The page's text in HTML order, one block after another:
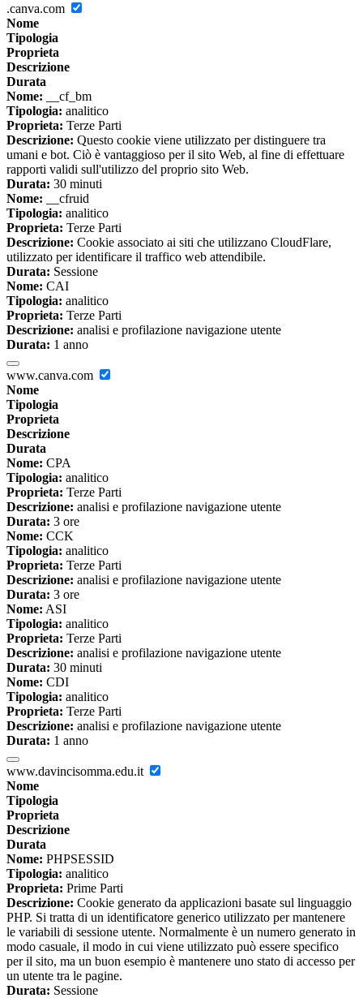
.canva.com
Nome
Tipologia
Proprieta
Descrizione
Durata
Nome: __cf_bm
Tipologia: analitico
Proprieta: Terze Parti
Descrizione: Questo cookie viene utilizzato per distinguere tra
umani e bot. Ciò è vantaggioso per il sito Web, al fine di effettuare
rapporti validi sull'utilizzo del proprio sito Web.
Durata: 30 minuti
Nome: __cfruid
Tipologia: analitico
Proprieta: Terze Parti
Descrizione: Cookie associato ai siti che utilizzano CloudFlare,
utilizzato per identificare il traffico web attendibile.
Durata: Sessione
Nome: CAI
Tipologia: analitico
Proprieta: Terze Parti
Descrizione: analisi e profilazione navigazione utente
Durata: 1 anno
www.canva.com
Nome
Tipologia
Proprieta
Descrizione
Durata
Nome: CPA
Tipologia: analitico
Proprieta: Terze Parti
Descrizione: analisi e profilazione navigazione utente
Durata: 3 ore
Nome: CCK
Tipologia: analitico
Proprieta: Terze Parti
Descrizione: analisi e profilazione navigazione utente
Durata: 3 ore
Nome: ASI
Tipologia: analitico
Proprieta: Terze Parti
Descrizione: analisi e profilazione navigazione utente
Durata: 30 minuti
Nome: CDI
Tipologia: analitico
Proprieta: Terze Parti
Descrizione: analisi e profilazione navigazione utente
Durata: 1 anno
www.davincisomma.edu.it
Nome
Tipologia
Proprieta
Descrizione
Durata
Nome: PHPSESSID
Tipologia: analitico
Proprieta: Prime Parti
Descrizione: Cookie generato da applicazioni basate sul linguaggio
PHP. Si tratta di un identificatore generico utilizzato per mantenere
le variabili di sessione utente. Normalmente è un numero generato in
modo casuale, il modo in cui viene utilizzato può essere specifico
per il sito, ma un buon esempio è mantenere uno stato di accesso per
un utente tra le pagine.
Durata: Sessione